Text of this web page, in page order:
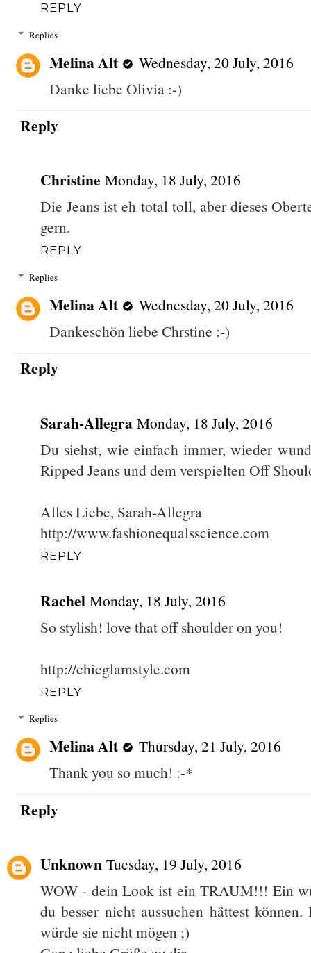
REPLY
Replies
Melina Alt
Wednesday, 20 July, 2016
Danke liebe Olivia :-)
Reply
Christine Monday, 18 July, 2016
Die Jeans ist eh total toll, aber dieses
gern.
REPLY
Replies
Melina Alt
Wednesday, 20 July, 2016
Dankeschön liebe Chrstine :-)
Reply
Sarah-Allegra Monday, 18 July, 2016
Du siehst, wie einfach immer, wieder
Ripped Jeans und dem verspielten Off
Alles Liebe, Sarah-Allegra
http://www.fashionequalsscience.com
REPLY
Rachel Monday, 18 July, 2016
So stylish! love that off shoulder on you!
http://chicglamstyle.com
REPLY
Replies
Melina Alt
Thursday, 21 July, 2016
Thank you so much! :-*
Reply
Unknown Tuesday, 19 July, 2016
WOW - dein Look ist ein TRAUM!!! Ein
du besser nicht aussuchen hättest
würde sie nicht mögen ;)